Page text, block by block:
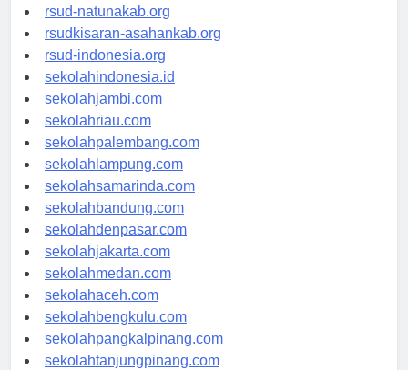
rsud-natunakab.org
rsudkisaran-asahankab.org
rsud-indonesia.org
sekolahindonesia.id
sekolahjambi.com
sekolahriau.com
sekolahpalembang.com
sekolahlampung.com
sekolahsamarinda.com
sekolahbandung.com
sekolahdenpasar.com
sekolahjakarta.com
sekolahmedan.com
sekolahaceh.com
sekolahbengkulu.com
sekolahpangkalpinang.com
sekolahtanjungpinang.com